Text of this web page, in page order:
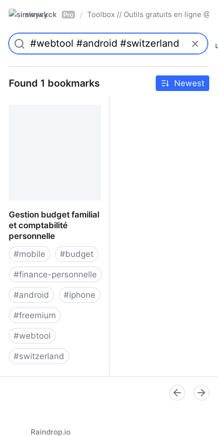
simwyck Pro / Toolbox // Outils gratuits en ligne
Found 1 bookmarks Newest
Gestion budget familial
et comptabilité
personnelle
#mobile #budget
#finance-personnelle
#android #iphone
#freemium
#webtool
#switzerland
Raindrop.io